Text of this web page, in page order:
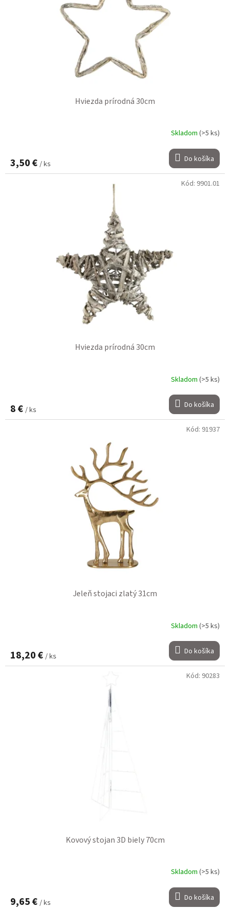
Hviezda prírodná 30cm
Skladom (>5 ks)
3,50 € / ks Do košíka
Hviezda prírodná 30cm
Skladom (>5 ks)
8 € / ks Do košíka
Kód: 9901.01
Jeleň stojaci zlatý 31cm
Skladom (>5 ks)
18,20 € / ks Do košíka
Kód: 91937
Kovový stojan 3D biely 70cm
Skladom (>5 ks)
9,65 € / ks Do košíka
Kód: 90283